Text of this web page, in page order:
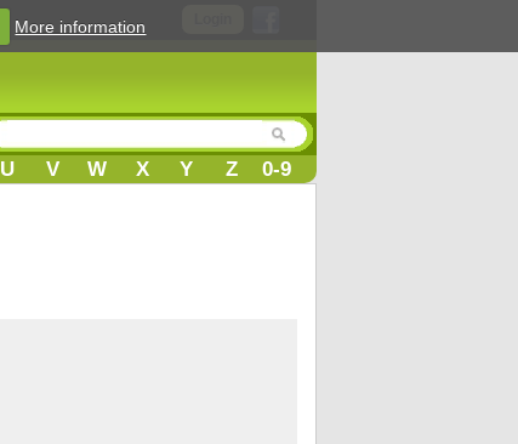
U V W X Y Z 0-9
More information